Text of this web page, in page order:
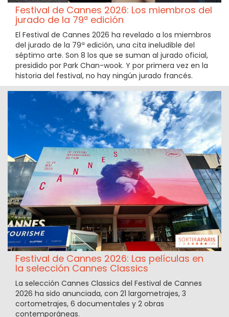
Festival de Cannes 2026: Los miembros del
jurado de la 79ª edición
El Festival de Cannes 2026 ha revelado a los miembros
del jurado de la 79ª edición, una cita ineludible del
séptimo arte. Son 8 los que se suman al jurado oficial,
presidido por Park Chan-wook. Y por primera vez en la
historia del festival, no hay ningún jurado francés.
Festival de Cannes 2026: Las películas en
la selección Cannes Classics
La selección Cannes Classics del Festival de Cannes
2026 ha sido anunciada, con 21 largometrajes, 3
cortometrajes, 6 documentales y 2 obras
contemporáneas.